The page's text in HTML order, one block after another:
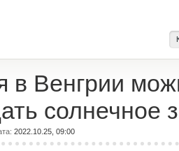
в Венгрии
солнечное
2022.10.25, 09:00